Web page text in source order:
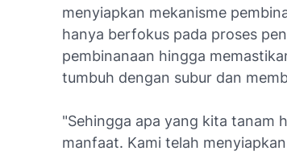
menyiapkan mekanisme
hanya berfokus pada proses
pembinanaan hingga
tumbuh dengan subur dan
"Sehingga apa yang kita tanam
manfaat. Kami telah